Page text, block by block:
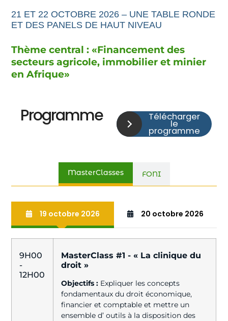
21 ET 22 OCTOBRE 2026 – UNE TABLE RONDE
ET DES PANELS DE HAUT NIVEAU
Thème central : «Financementdes
secteurs agricole, immobilier et minier
en Afrique»
Programme Télécharger
le
programme
MasterClasses FONI
19 octobre 2026 20 octobre 2026
9H00
-
12H00
MasterClass #1 - « La clinique du
droit »
Objectifs : Expliquer les concepts
fondamentaux du droit économique,
financier et comptable et mettre un
ensemble d’ outils à la disposition des